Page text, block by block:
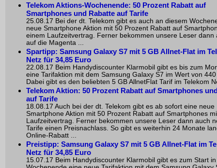
Telekom Aktions-Wochenende: 50 Prozent Rabatt auf
Smartphones und Rabatte auf Tarife
25.08.17 Bei der dt. Telekom gibt es auch an diesem
neue Smartphone Aktion mit 50 Prozent Rabatt auf
einem Laufzeitvertrag. Ferner bekommen unsere Leser dann
auf die Magenta ...
Spartipp: Samsung Galaxy S7 mit 5 GB Allnet-Flat im
Netz für 34,85 Euro
22.08.17 Beim Handydiscounter Klarmobil gibt es bis zum
eine Tarifaktion mit dem Samsung Galaxy S7 im Wert von
Dabei gibt es den beliebten 5 GB AllnetFlat Tarif im Telekom
Telekom Aktion: 50 Prozent Rabatt auf Smartphones
auf Tarife
18.08.17 Auch bei der dt. Telekom gibt es ab sofort eine neue
Smartphone Aktion mit 50 Prozent Rabatt auf Smartphones
Laufzeitvertrag. Ferner bekommen unsere Leser dann auch
Tarife einen Preisnachlass. So gibt es weiterhin 24 Monate
Online-Rabatt ...
Preistipp: Samsung Galaxy S7 mit 5 GB Allnet-Flat im
Netz für 34,85 Euro
15.07.17 Beim Handydiscounter Klarmobil gibt es zum Start